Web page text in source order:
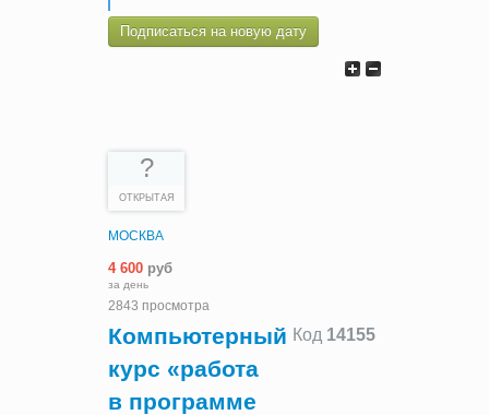
Подписаться на новую дату
?
ОТКРЫТАЯ
МОСКВА
4 600 руб
за день
2843 просмотра
Код 14155
Компьютерный
курс «работа
в программе